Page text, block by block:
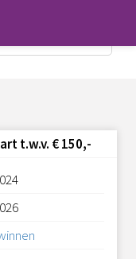
t.w.v. € 150,-